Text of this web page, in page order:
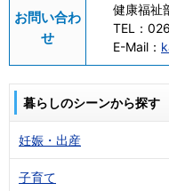
お問い合わ
せ
健康福
TEL：
E-Mail：
暮らしのシーンから探す
妊娠・出産
子育て